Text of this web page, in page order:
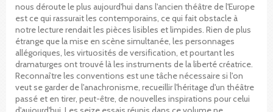
nous déroute le plus aujourd'hui dans l'ancien théâtre de l'Europe
est ce qui rassurait les contemporains, ce qui fait obstacle à
notre lecture rendait les pièces lisibles et limpides. Rien de plus
étrange que la mise en scène simultanée, les personnages
allégoriques, les virtuosités de versification, et pourtant les
dramaturges ont trouvé là les instruments de la liberté créatrice.
Reconnaître les conventions est une tâche nécessaire si l'on
veut se garder de l'anachronisme, recueillir l'héritage d'un théâtre
passé et en tirer, peut-être, de nouvelles inspirations pour celui